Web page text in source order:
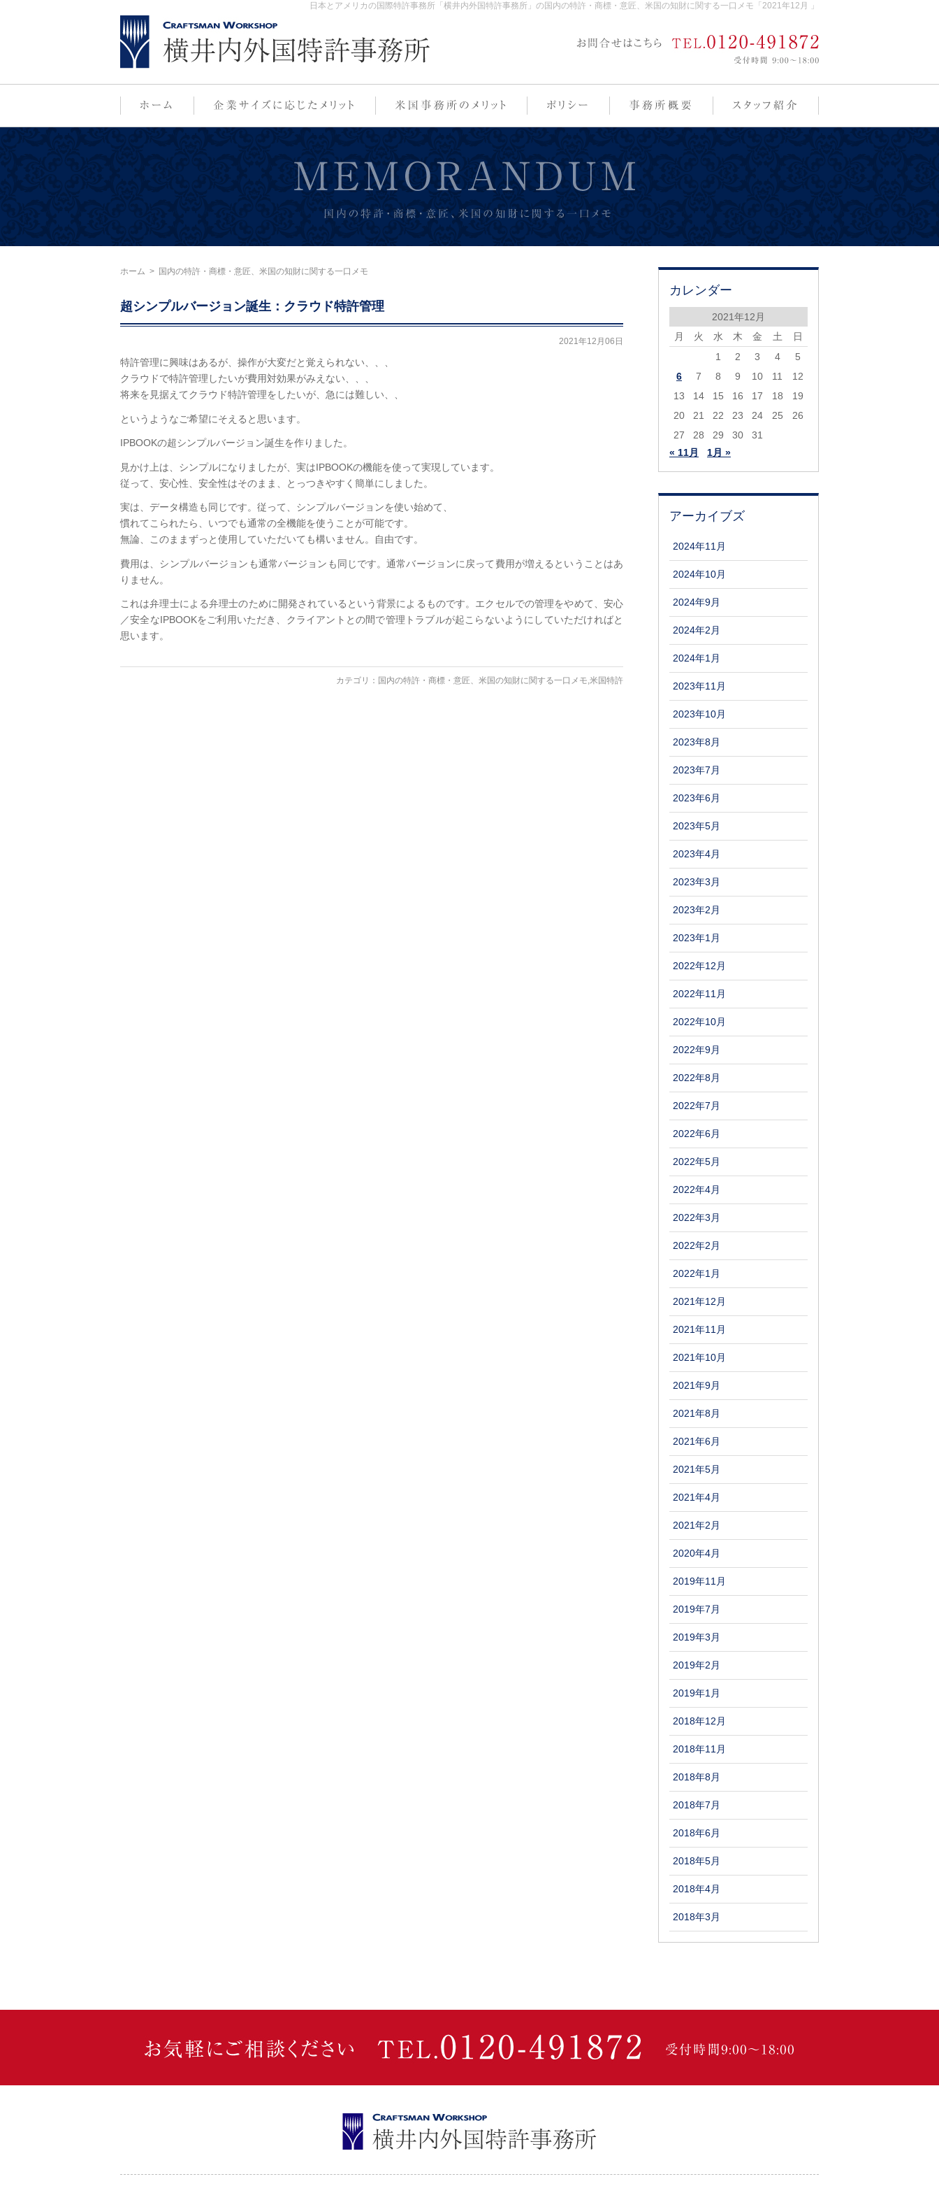
日本とアメリカの国際特許事務所「横井内外国特許事務所」の国内の特許・商標・意匠、米国の知財に関する一口メモ「2021年12月 」
ホーム > 国内の特許・商標・意匠、米国の知財に関する一口メモ
超シンプルバージョン誕生：クラウド特許管理
2021年12月06日
特許管理に興味はあるが、操作が大変だと覚えられない、、、
クラウドで特許管理したいが費用対効果がみえない、、、
将来を見据えてクラウド特許管理をしたいが、急には難しい、、
というようなご希望にそえると思います。
IPBOOKの超シンプルバージョン誕生を作りました。
見かけ上は、シンプルになりましたが、実はIPBOOKの機能を使って実現しています。
従って、安心性、安全性はそのまま、とっつきやすく簡単にしました。
実は、データ構造も同じです。従って、シンプルバージョンを使い始めて、
慣れてこられたら、いつでも通常の全機能を使うことが可能です。
無論、このままずっと使用していただいても構いません。自由です。
費用は、シンプルバージョンも通常バージョンも同じです。通常バージョンに戻って費用が増えるということはあ
りません。
これは弁理士による弁理士のために開発されているという背景によるものです。エクセルでの管理をやめて、安心
／安全なIPBOOKをご利用いただき、クライアントとの間で管理トラブルが起こらないようにしていただければと
思います。
カテゴリ： 国内の特許・商標・意匠、米国の知財に関する一口メモ 米国特許
カレンダー
2021年12月
月
火 水 木 金 土
日
1
2 3 4
5
6
7 8 9 10 11
12
13
14 15 16 17 18
19
20
21 22 23 24 25
26
27
28 29 30
31
« 11月
1月 »
アーカイブズ
2024年11月
2024年10月
2024年9月
2024年2月
2024年1月
2023年11月
2023年10月
2023年8月
2023年7月
2023年6月
2023年5月
2023年4月
2023年3月
2023年2月
2023年1月
2022年12月
2022年11月
2022年10月
2022年9月
2022年8月
2022年7月
2022年6月
2022年5月
2022年4月
2022年3月
2022年2月
2022年1月
2021年12月
2021年11月
2021年10月
2021年9月
2021年8月
2021年6月
2021年5月
2021年4月
2021年2月
2020年4月
2019年11月
2019年7月
2019年3月
2019年2月
2019年1月
2018年12月
2018年11月
2018年8月
2018年7月
2018年6月
2018年5月
2018年4月
2018年3月